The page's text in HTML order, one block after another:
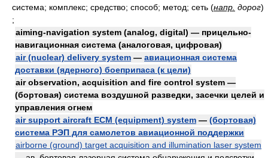
система; комплекс; средство; способ; метод; сеть (напр. дорог)
;
aiming-navigation system (analog, digital) — прицельно-
навигационная система (аналоговая, цифровая)
air (nuclear) delivery system — авиационная система
доставки (ядерного) боеприпаса (к цели)
air observation, acquisition and fire control system —
(бортовая) система воздушной разведки, засечки целей и
управления огнем
air support aircraft ECM (equipment) system — (бортовая)
система РЭП для самолетов авиационной поддержки
airborne (ground) target acquisition and illumination laser system